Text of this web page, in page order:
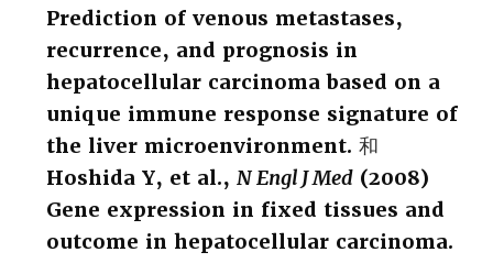
Prediction of venous metastases,
recurrence, and prognosis in
hepatocellular carcinoma based on a
unique immune response signature of
the liver microenvironment. 和
Hoshida Y, et al., N Engl J Med (2008)
Gene expression in fixed tissues and
outcome in hepatocellular carcinoma.